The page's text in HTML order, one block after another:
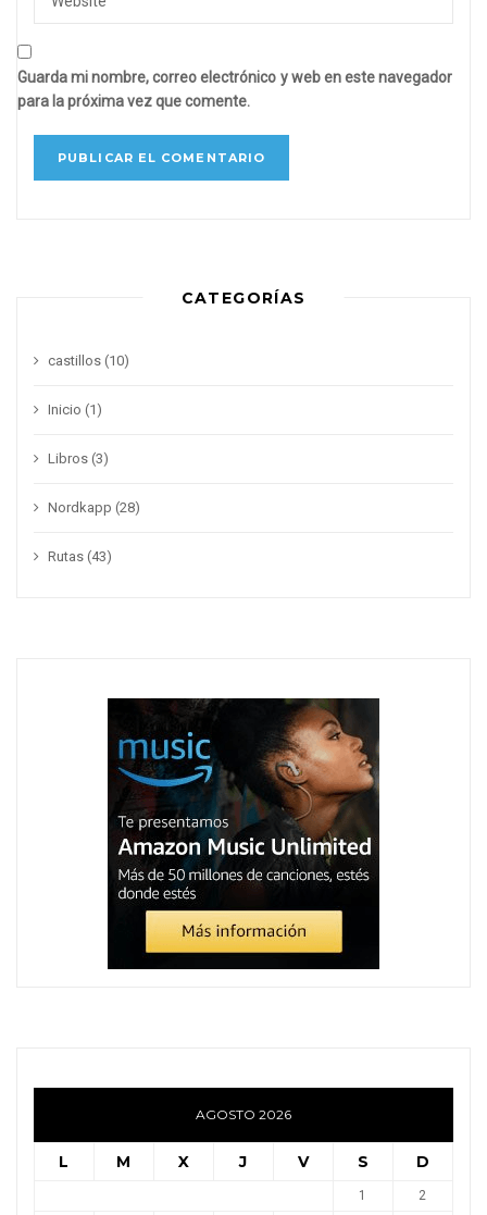
Guarda mi nombre, correo electrónico y web en este navegador
para la próxima vez que comente.
CATEGORÍAS
castillos (10)
Inicio (1)
Libros (3)
Nordkapp (28)
Rutas (43)
AGOSTO 2026
L M X J V S D
1 2